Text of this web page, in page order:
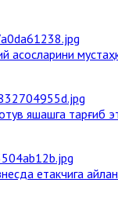
яшашга тарғиб
етакчига